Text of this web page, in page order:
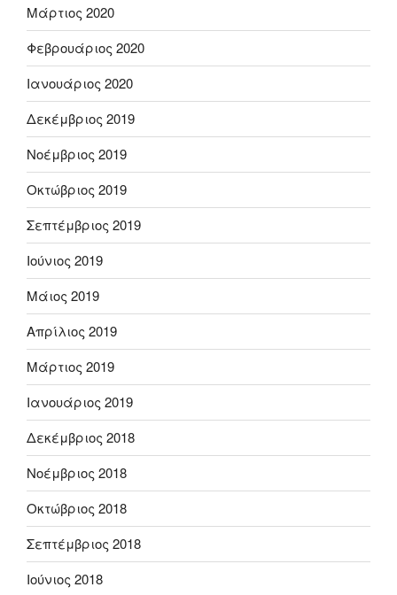
Μάρτιος 2020
Φεβρουάριος 2020
Ιανουάριος 2020
Δεκέμβριος 2019
Νοέμβριος 2019
Οκτώβριος 2019
Σεπτέμβριος 2019
Ιούνιος 2019
Μάιος 2019
Απρίλιος 2019
Μάρτιος 2019
Ιανουάριος 2019
Δεκέμβριος 2018
Νοέμβριος 2018
Οκτώβριος 2018
Σεπτέμβριος 2018
Ιούνιος 2018